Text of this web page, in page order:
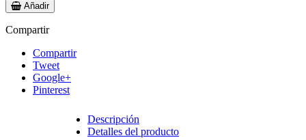
Añadir
Compartir
Compartir
Tweet
Google+
Pinterest
Descripción
Detalles del producto